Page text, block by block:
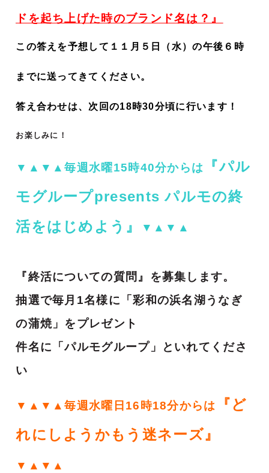
ドを起ち上げた時のブランド名は？ 』
この答えを予想して１１月５日（水）の午後６時
までに送ってきてください。
答え合わせは、次回の18時30分頃に行います！
お楽しみに！
▼▲▼▲毎週水曜15時40分からは
『パル
モグループpresents パルモの終
活をはじめよう』
▼▲▼▲
『終活についての質問』を募集します。
抽選で毎月1名様に「彩和の浜名湖うなぎ
の蒲焼」をプレゼント
件名に「パルモグループ」といれてくださ
い
▼▲▼▲毎週水曜日16時18分からは
『ど
れにしようかもう迷ネーズ』
▼▲▼▲